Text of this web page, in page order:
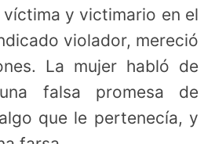
y victimario en el
violador, mereció
La mujer habló de
falsa promesa de
que le pertenecía, y